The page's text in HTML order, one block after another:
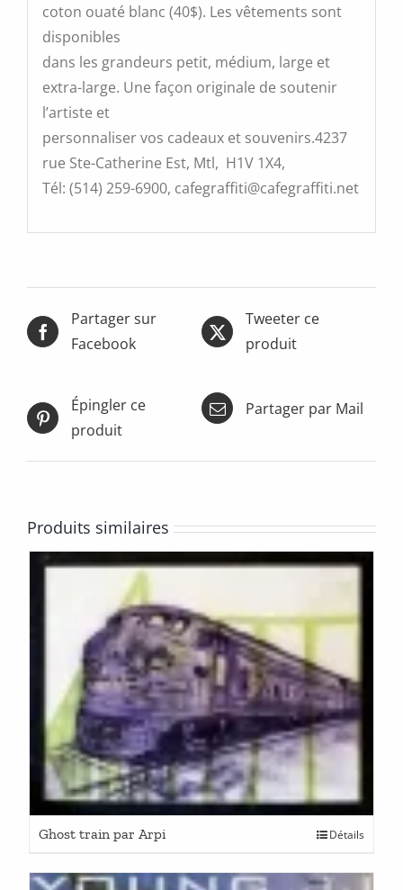
coton ouaté blanc (40$). Les vêtements sont
disponibles
dans les grandeurs petit, médium, large et
extra-large. Une façon originale de soutenir
l’artiste et
personnaliser vos cadeaux et souvenirs.4237
rue Ste-Catherine Est, Mtl, H1V 1X4,
Tél: (514) 259-6900, cafegraffiti@cafegraffiti.net
Partager sur
Facebook
Tweeter ce
produit
Épingler ce
produit
Partager par Mail
Produits similaires
Ghost train par Arpi Détails